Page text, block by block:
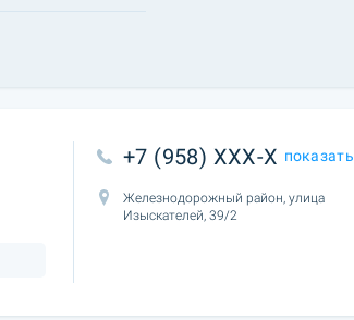
+7 (958) XXX-X показать
Железнодорожный район, улица
Изыскателей, 39/2